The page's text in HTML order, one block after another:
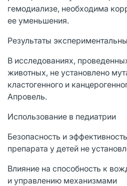
гемодиализе, необходима
ее уменьшения.
Результаты
В исследованиях,
животных, не установлено
кластогенного и
Апровель.
Использование в педиатрии
Безопасность и
препарата у детей не
Влияние на способность к
и управлению механизмами